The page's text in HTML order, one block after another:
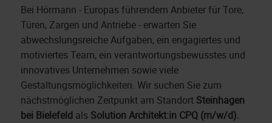
Bei Hörmann - Europas führendem Anbieter für Tore,
Türen, Zargen und Antriebe - erwarten Sie
abwechslungsreiche Aufgaben, ein engagiertes und
motiviertes Team, ein verantwortungsbewusstes und
innovatives Unternehmen sowie viele
Gestaltungsmöglichkeiten. Wir suchen Sie zum
nächstmöglichen Zeitpunkt am Standort Steinhagen
bei Bielefeld als Solution Architekt:in CPQ (m/w/d).